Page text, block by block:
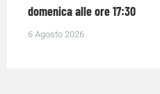
domenica alle ore 17:30
6 Agosto 2026